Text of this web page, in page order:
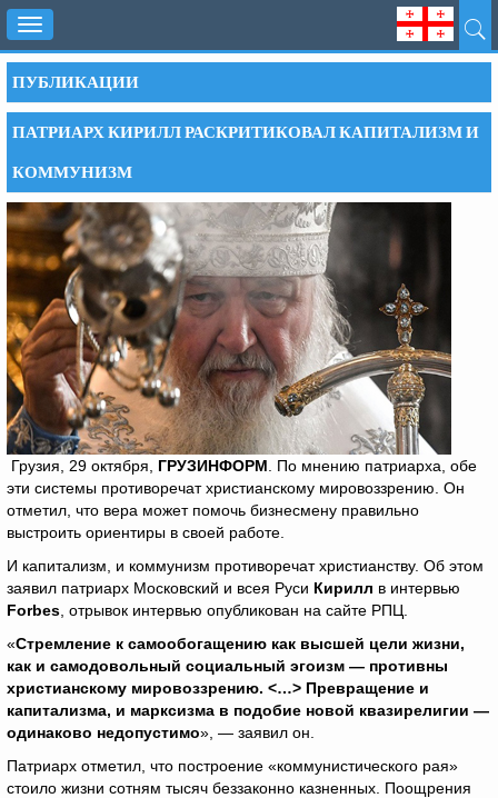
Toggle
navigation
ПУБЛИКАЦИИ
ПАТРИАРХ КИРИЛЛ РАСКРИТИКОВАЛ КАПИТАЛИЗМ И
КОММУНИЗМ
Грузия, 29 октября, ГРУЗИНФОРМ . По мнению патриарха, обе
эти системы противоречат христианскому мировоззрению. Он
отметил, что вера может помочь бизнесмену правильно
выстроить ориентиры в своей работе.
И капитализм, и коммунизм противоречат христианству. Об этом
заявил патриарх Московский и всея Руси Кирилл в интервью
Forbes , отрывок интервью опубликован на сайте РПЦ.
«Стремление к самообогащению как высшей цели жизни,
как и самодовольный социальный эгоизм — противны
христианскому мировоззрению. <…> Превращение и
капитализма, и марксизма в подобие новой квазирелигии —
одинаково недопустимо», — заявил он.
Патриарх отметил, что построение «коммунистического рая»
стоило жизни сотням тысяч беззаконно казненных. Поощрения